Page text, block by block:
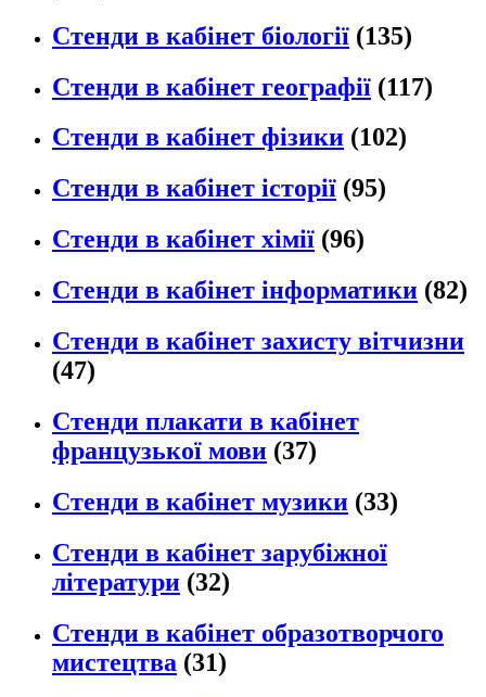
Стенди в кабінет біології (135)
Стенди в кабінет географії (117)
Стенди в кабінет фізики (102)
Стенди в кабінет історії (95)
Стенди в кабінет хімії (96)
Стенди в кабінет інформатики (82)
Стенди в кабінет захисту вітчизни
(47)
Стенди плакати в кабінет
французької мови (37)
Стенди в кабінет музики (33)
Стенди в кабінет зарубіжної
літератури (32)
Стенди в кабінет образотворчого
мистецтва (31)